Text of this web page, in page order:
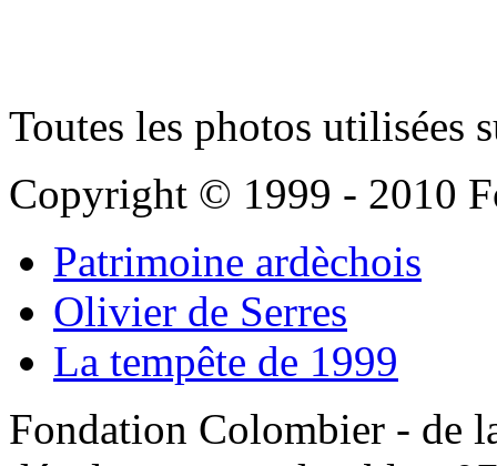
Toutes les photos utilisées
Copyright © 1999 - 2010
Patrimoine ardèchois
Olivier de Serres
La tempête de 1999
Fondation Colombier - de